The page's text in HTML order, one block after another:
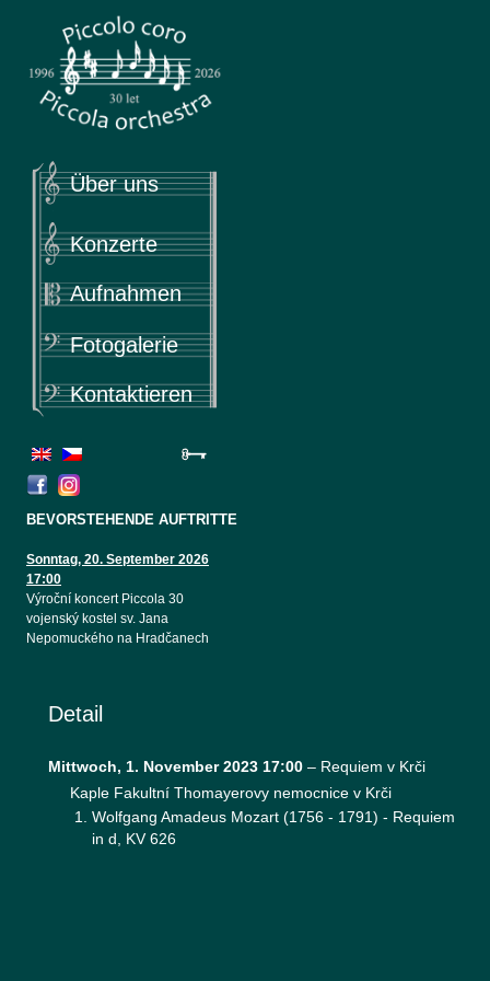
Piccola
Piccolo coro & Piccola orchestra
Über uns
Konzerte
Aufnahmen
Fotogalerie
Kontaktieren
BEVORSTEHENDE AUFTRITTE
Sonntag, 20. September 2026
17:00
Výroční koncert Piccola 30
vojenský kostel sv. Jana
Nepomuckého na Hradčanech
Detail
Mittwoch, 1. November 2023 17:00 – Requiem v Krči
Kaple Fakultní Thomayerovy nemocnice v Krči
Wolfgang Amadeus Mozart (1756 - 1791) - Requiem
in d, KV 626